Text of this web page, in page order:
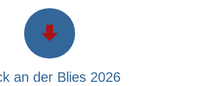
an der Blies 2026